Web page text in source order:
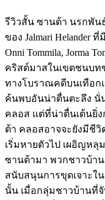
รีวิวสั้น ซานต้า นรกพัน
ของ Jalmari Helander
Onni Tommila, Jorma
คริสต์มาสในเขตชนบ
ทางโบราณคดีบนเทือก
ค้นพบอันน่าตื่นตะลึง นั่
คลอส แต่ที่น่าตื่นเต้นยิ่
ต้า คลอสอาจจะยังมีชี
เริ่มหายตัวไป เผอิญห
ซานต้ามา พวกชาวบ้า
สนับสนุนการขุดเจาะใ
นั้น เมื่อกลุ่มชาวบ้านที่